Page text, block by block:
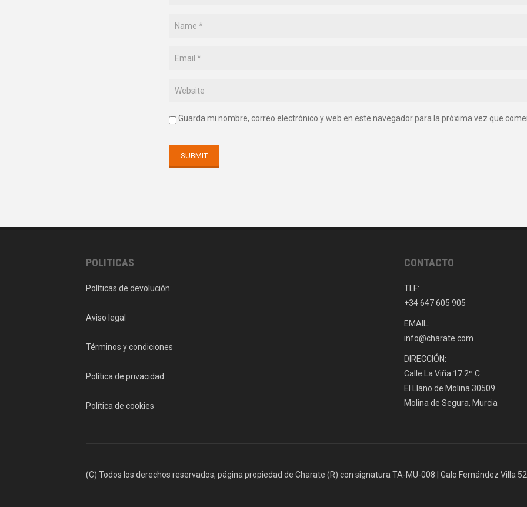
Guarda mi nombre, correo electrónico y web en este navegador para la próxima vez que
POLITICAS
Políticas de devolución
Aviso legal
Términos y condiciones
Política de privacidad
Política de cookies
CONTACTO
TLF:
+34 647 605 905
EMAIL:
info@charate.com
DIRECCIÓN:
Calle La Viña 17 2º C
El Llano de Molina 30509
Molina de Segura, Murcia
(C) Todos los derechos reservados, página propiedad de Charate (R) con signatura TA-MU-008 | Galo Fernández Villa